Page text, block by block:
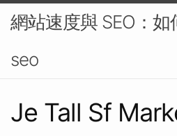
網站速度與 SEO：如
seo
Je Tall Sf